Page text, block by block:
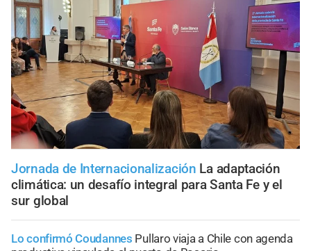
Jornada de Internacionalización La adaptación
climática: un desafío integral para Santa Fe y el
sur global
Lo confirmó Coudannes Pullaro viaja a Chile con agenda